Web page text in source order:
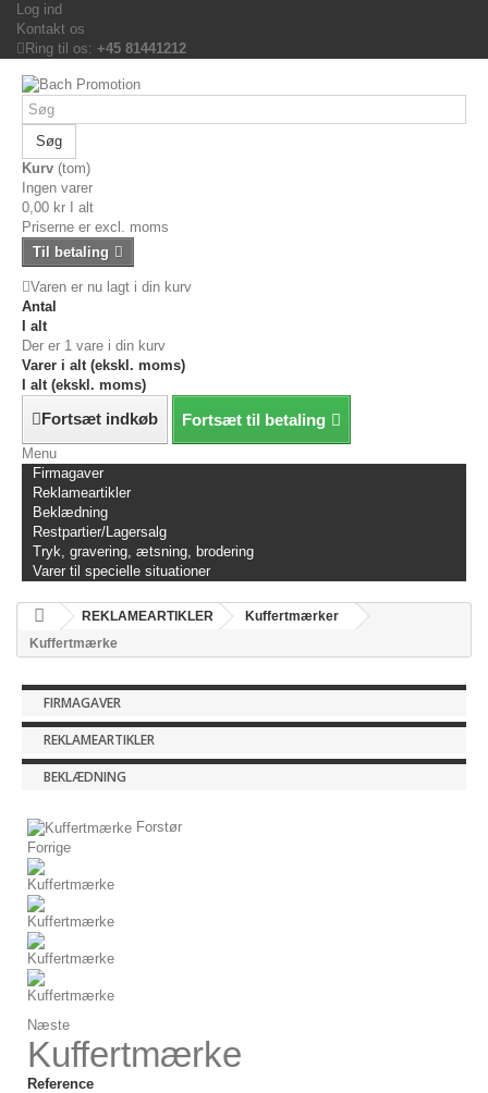
Log ind
Kontakt os
Ring til os: +45 81441212
Søg
Kurv (tom)
Ingen varer
0,00 kr
I alt
Priserne er excl. moms
Til betaling
Varen er nu lagt i din kurv
Antal
I alt
Der er 1 vare i din kurv
Varer i alt (ekskl. moms)
I alt (ekskl. moms)
Fortsæt indkøb Fortsæt til betaling
Menu
Firmagaver
Reklameartikler
Beklædning
Restpartier/Lagersalg
Tryk, gravering, ætsning, brodering
Varer til specielle situationer
REKLAMEARTIKLER
Kuffertmærker
Kuffertmærke
FIRMAGAVER
REKLAMEARTIKLER
BEKLÆDNING
Forstør
Forrige
Næste
Kuffertmærke
Reference